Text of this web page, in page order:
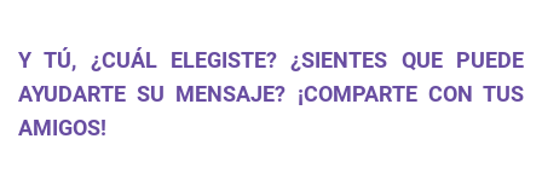
Y TÚ, ¿CUÁL ELEGISTE? ¿SIENTES QUE PUEDE
AYUDARTE SU MENSAJE? ¡COMPARTE CON TUS
AMIGOS!